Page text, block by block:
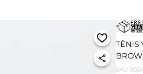
TÊNIS
SKU